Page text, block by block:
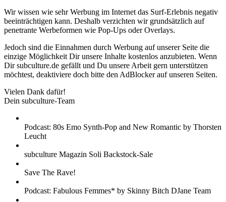
Wir wissen wie sehr Werbung im Internet das Surf-Erlebnis negativ
beeinträchtigen kann. Deshalb verzichten wir grundsätzlich auf
penetrante Werbeformen wie Pop-Ups oder Overlays.
Jedoch sind die Einnahmen durch Werbung auf unserer Seite die
einzige Möglichkeit Dir unsere Inhalte kostenlos anzubieten. Wenn
Dir subculture.de gefällt und Du unsere Arbeit gern unterstützen
möchtest, deaktiviere doch bitte den AdBlocker auf unseren Seiten.
Vielen Dank dafür!
Dein subculture-Team
Podcast: 80s Emo Synth-Pop and New Romantic by Thorsten
Leucht
subculture Magazin Soli Backstock-Sale
Save The Rave!
Podcast: Fabulous Femmes* by Skinny Bitch DJane Team